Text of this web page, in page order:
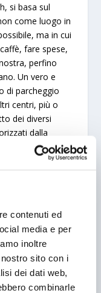
contenuti ed
media e per
inoltre
sito con i
dei dati web,
combinarle
si basa sul
come luogo in
ma in cui
fare spese,
perfino
Un vero e
di parcheggio
centri, più o
dei diversi
dalla
ai presenti di
efficacia si
sul quale
eventuali
e contribuendo
della vita nelle